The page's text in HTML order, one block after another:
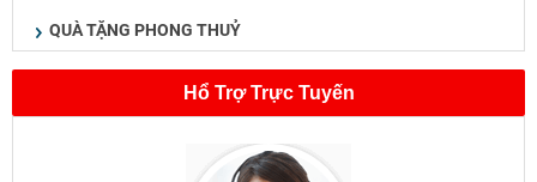
QUÀ TẶNG PHONG THUỶ
Hổ Trợ Trực Tuyến